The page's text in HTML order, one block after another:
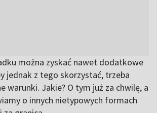
można zyskać nawet dodatkowe
jednak z tego skorzystać, trzeba
warunki. Jakie? O tym już za chwilę, a
o innych nietypowych formach